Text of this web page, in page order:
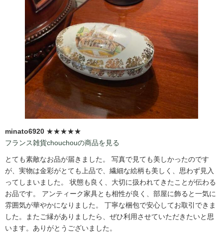
minato6920 ★★★★★
フランス雑貨chouchouの商品を見る
とても素敵なお品が届きました。 写真で見ても美しかったのです
が、実物は金彩がとても上品で、繊細な絵柄も美しく、思わず見入
ってしまいました。 状態も良く、大切に扱われてきたことが伝わる
お品です。 アンティーク家具とも相性が良く、部屋に飾ると一気に
雰囲気が華やかになりました。 丁寧な梱包で安心してお取引できま
した。またご縁がありましたら、ぜひ利用させていただきたいと思
います。ありがとうございました。